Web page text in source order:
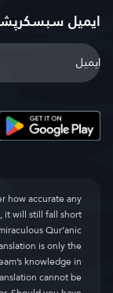
ایمیل
how accurate any
it will still fall short
Qur’anic
is only the
knowledge in
cannot be